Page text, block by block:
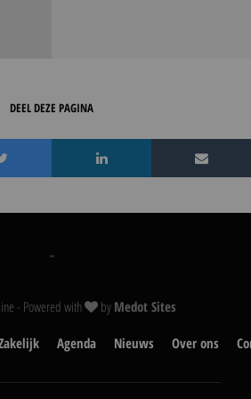
DEEL DEZE PAGINA
- Powered with by Medot Sites
Agenda Nieuws Over ons